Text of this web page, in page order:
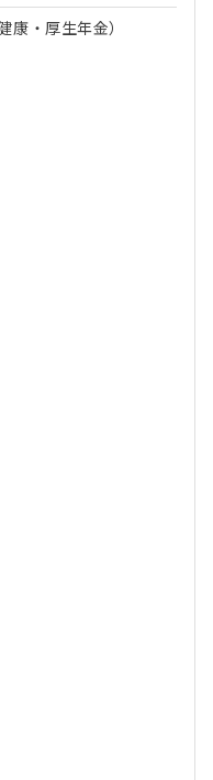
康・厚生年金）